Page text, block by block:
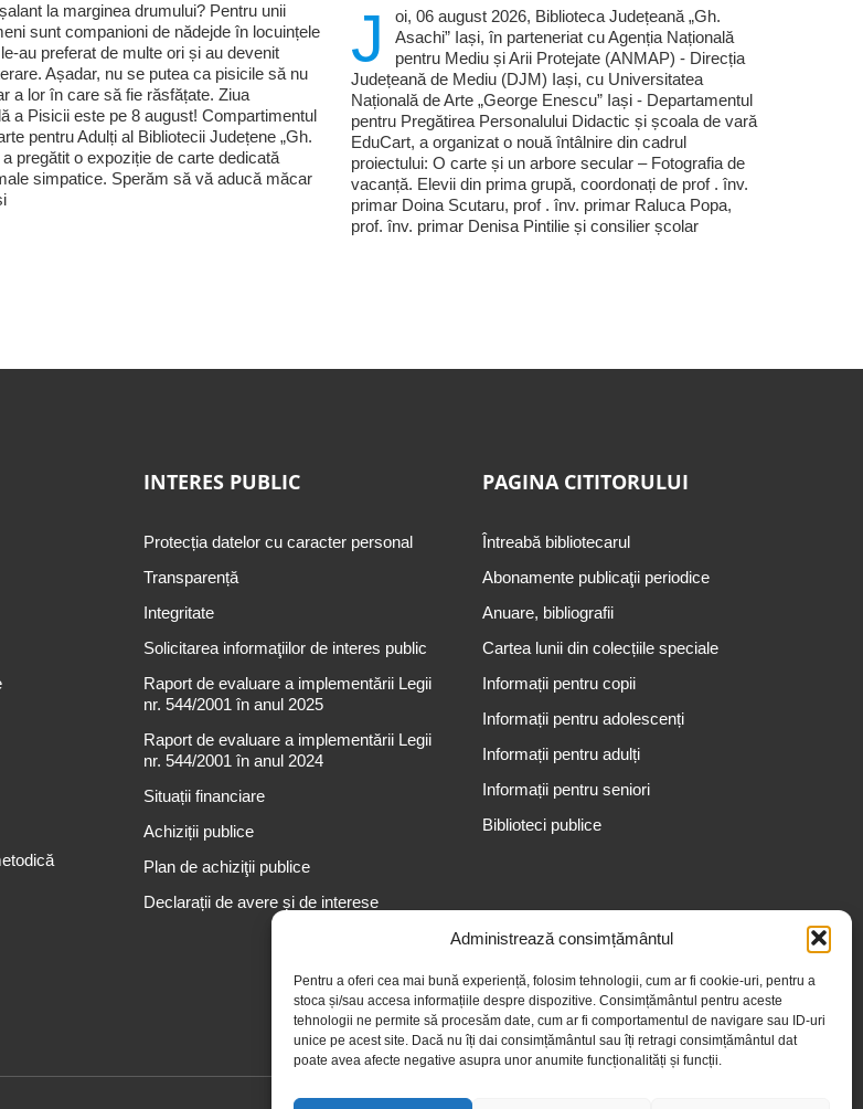
Administrează consimțământul
Pentru a oferi cea mai bună experiență, folosim tehnologii, cum ar fi cookie-uri, pentru a
stoca și/sau accesa informațiile despre dispozitive. Consimțământul pentru aceste
tehnologii ne permite să procesăm date, cum ar fi comportamentul de navigare sau ID-uri
unice pe acest site. Dacă nu îți dai consimțământul sau îți retragi consimțământul dat
poate avea afecte negative asupra unor anumite funcționalități și funcții.
la marginea drumului? Pentru unii
sunt companioni de nădejde în locuințele
au preferat de multe ori și au devenit
Așadar, nu se putea ca pisicile să nu
a lor în care să fie răsfățate. Ziua
a Pisicii este pe 8 august! Compartimentul
pentru Adulți al Bibliotecii Județene „Gh.
pregătit o expoziție de carte dedicată
simpatice. Sperăm să vă aducă măcar
J
oi, 06 august 2026, Biblioteca Județeană „Gh.
Asachi” Iași, în parteneriat cu Agenția Națională
pentru Mediu și Arii Protejate (ANMAP) - Direcția
Județeană de Mediu (DJM) Iași, cu Universitatea
Națională de Arte „George Enescu” Iași - Departamentul
pentru Pregătirea Personalului Didactic și școala de vară
EduCart, a organizat o nouă întâlnire din cadrul
proiectului: O carte și un arbore secular – Fotografia de
vacanță. Elevii din prima grupă, coordonați de prof . înv.
primar Doina Scutaru, prof . înv. primar Raluca Popa,
prof. înv. primar Denisa Pintilie și consilier școlar
INTERES PUBLIC
Protecția datelor cu caracter personal
Transparență
Integritate
Solicitarea informaţiilor de interes public
Raport de evaluare a implementării Legii
nr. 544/2001 în anul 2025
Raport de evaluare a implementării Legii
nr. 544/2001 în anul 2024
Situații financiare
Achiziții publice
Plan de achiziţii publice
Declarații de avere și de interese
PAGINA CITITORULUI
Întreabă bibliotecarul
Abonamente publicaţii periodice
Anuare, bibliografii
Cartea lunii din colecțiile speciale
Informații pentru copii
Informații pentru adolescenți
Informații pentru adulți
Informații pentru seniori
Biblioteci publice